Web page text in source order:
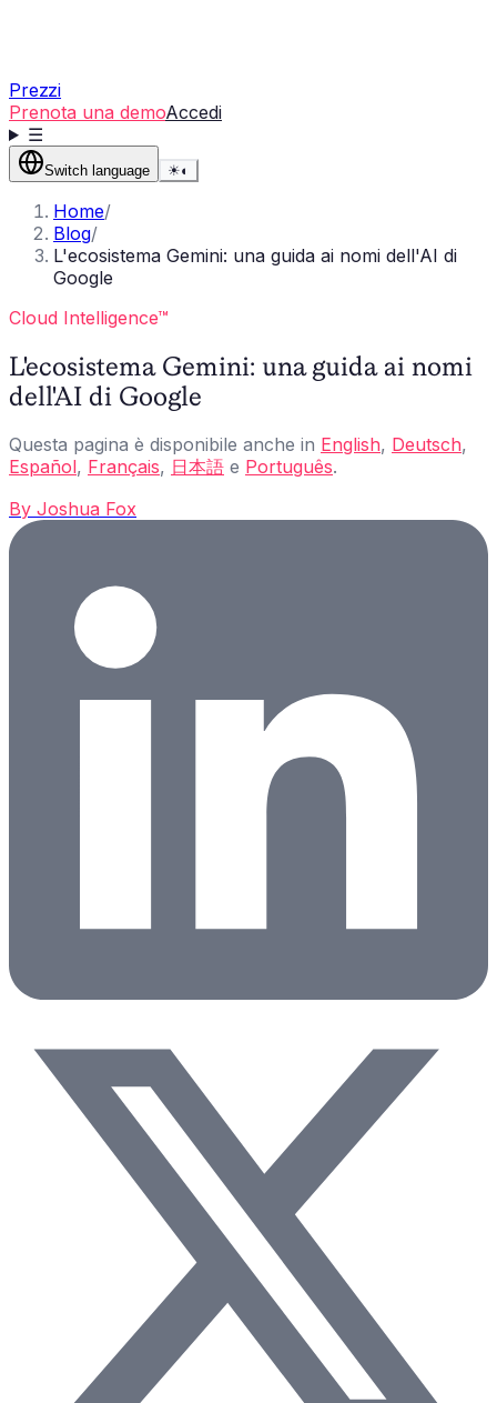
Prezzi
Prenota una demoAccedi
☰
Switch language ☀◐
Home/
Blog/
L'ecosistema Gemini: una guida ai nomi dell'AI di
Google
Cloud Intelligence™
L'ecosistema Gemini: una guida ai nomi
dell'AI di Google
Questa pagina è disponibile anche in English, Deutsch,
Español, Français, 日本語 e Português.
By Joshua Fox